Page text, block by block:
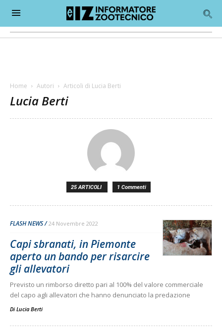
Home Autori Articoli di Lucia Berti
Lucia Berti
25 ARTICOLI 1 Commenti
FLASH NEWS 24 Novembre 2022
Capi sbranati, in Piemonte
aperto un bando per risarcire
gli allevatori
Previsto un rimborso diretto pari al 100% del valore commerciale
del capo agli allevatori che hanno denunciato la predazione
Di Lucia Berti